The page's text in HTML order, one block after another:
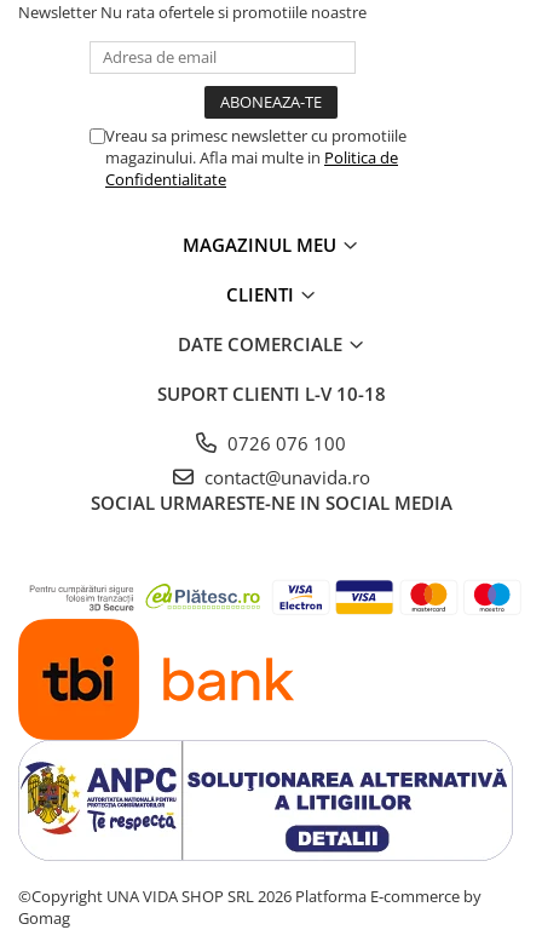
Newsletter Nu rata ofertele si promotiile noastre
Vreau sa primesc newsletter cu promotiile
magazinului. Afla mai multe in Politica de
Confidentialitate
MAGAZINUL MEU
CLIENTI
DATE COMERCIALE
SUPORT CLIENTI L-V 10-18
0726 076 100
contact@unavida.ro
SOCIAL URMARESTE-NE IN SOCIAL MEDIA
©Copyright UNA VIDA SHOP SRL 2026 Platforma E-commerce by
Gomag